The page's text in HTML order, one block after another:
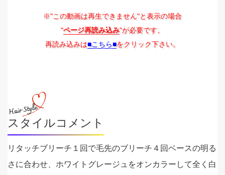
※"この動画は再生できません"と表示の場合
"ページ再読み込み"が必要です。
再読み込みは■こちら■をクリック下さい。
スタイルコメント
リタッチブリーチ１回で毛先のブリーチ４回ベースの明る
さに合わせ、ホワイトグレージュをオンカラーして全く白